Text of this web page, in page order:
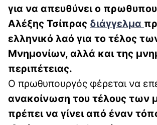
για να απευθύνει ο
Αλέξης Τσίπρας διάγγελμα
ελληνικό λαό για το τέλος
Μνημονίων, αλλά και της
περιπέτειας.
Ο πρωθυπουργός φέρεται να
ανακοίνωση του τέλους των
πρέπει να γίνει από έναν